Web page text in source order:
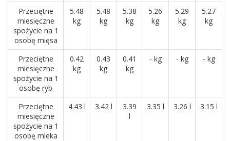
Przeciętne
miesięczne
spożycie na 1
osobę mięsa
5.48
kg
5.48
kg
5.38
kg
5.26
kg
5.29
kg
5.27
kg
Przeciętne
miesięczne
spożycie na 1
osobę ryb
0.42
kg
0.43
kg
0.41
kg
- kg - kg - kg
Przeciętne
miesięczne
spożycie na 1
osobę mleka
4.43 l 3.42 l
3.39
l
3.35 l 3.26 l 3.15 l